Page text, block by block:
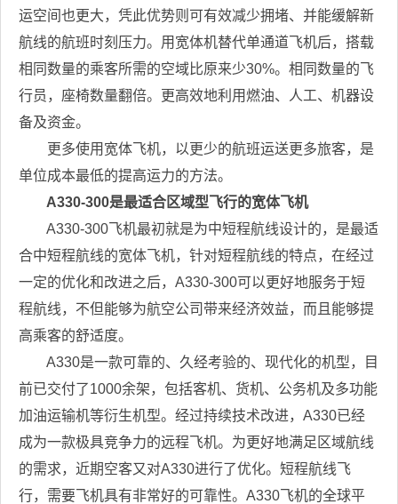
运空间也更大，凭此优势则可有效减少拥堵、并能缓解新
航线的航班时刻压力。用宽体机替代单通道飞机后，搭载
相同数量的乘客所需的空域比原来少30%。相同数量的飞
行员，座椅数量翻倍。更高效地利用燃油、人工、机器设
备及资金。
更多使用宽体飞机，以更少的航班运送更多旅客，是
单位成本最低的提高运力的方法。
A330-300是最适合区域型飞行的宽体飞机
A330-300飞机最初就是为中短程航线设计的，是最适
合中短程航线的宽体飞机，针对短程航线的特点，在经过
一定的优化和改进之后，A330-300可以更好地服务于短
程航线，不但能够为航空公司带来经济效益，而且能够提
高乘客的舒适度。
A330是一款可靠的、久经考验的、现代化的机型，目
前已交付了1000余架，包括客机、货机、公务机及多功能
加油运输机等衍生机型。经过持续技术改进，A330已经
成为一款极具竞争力的远程飞机。为更好地满足区域航线
的需求，近期空客又对A330进行了优化。短程航线飞
行，需要飞机具有非常好的可靠性。A330飞机的全球平